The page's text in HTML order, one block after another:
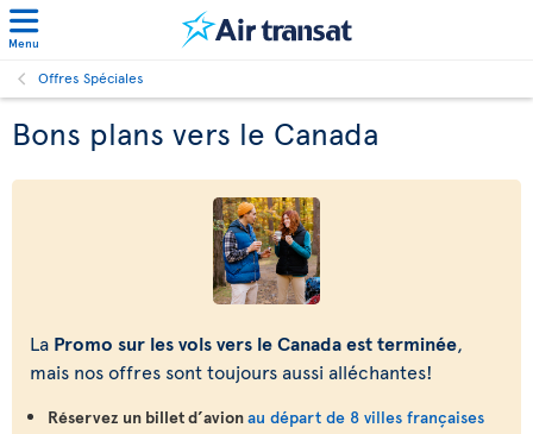
Menu
Offres Spéciales
Bons plans vers le Canada
La Promo sur les vols vers le Canada est terminée,
mais nos offres sont toujours aussi alléchantes!
Réservez un billet d’avionau départ de 8 villes françaises